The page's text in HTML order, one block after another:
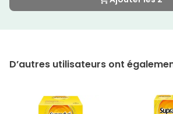
D’autres utilisateurs ont